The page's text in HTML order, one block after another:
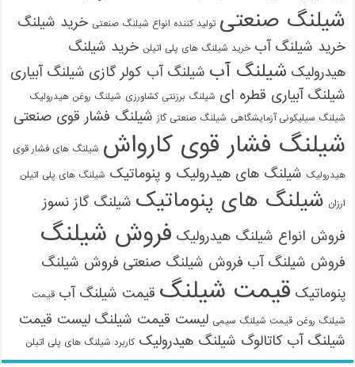
شیلنگ صنعتی تولید کننده انواع شیلنگ صنعتی خرید شیلنگ
خرید شیلنگ آب خرید شیلنگ های پلی اتیلن خرید شیلنگ
هیدرولیک شیلنگ آب شیلنگ آب کولر گازی شیلنگ آبیاری
شیلنگ آبیاری قطره ای شیلنگ برزنتی کشاورزی شیلنگ روغن هیدرولیک
شیلنگ سیلیکونی آزمایشگاهی شیلنگ صنعتی گاز شیلنگ فشار قوی صنعتی
شیلنگ فشار قوی کارواش شیلنگ های فشار قوی
هیدرولیک شیلنگ های هیدرولیک و پنوماتیک شیلنگ های پلی اتیلن
ارزان شیلنگ های پنوماتیک شیلنگ گاز نسوز
فروش انواع شیلنگ هیدرولیک فروش شیلنگ
فروش شیلنگ آب فروش شیلنگ صنعتی فروش شیلنگ
پنوماتیک قیمت شیلنگ قیمت شیلنگ آب قیمت
شیلنگ روغن قیمت شیلنگ سیمی لیست قیمت شیلنگ لیست قیمت
شیلنگ آب کاتالوگ شیلنگ هیدرولیک کاربرد شیلنگ های پلی اتیلن
09121161360